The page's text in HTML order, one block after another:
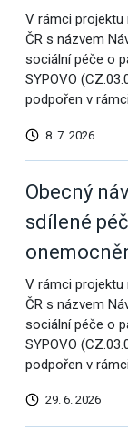
V rámci
ČR s názvem
sociální péče o
SYPOVO
podpořen v
8. 7. 2026
Obecný
sdílené
V rámci
ČR s názvem
sociální péče o
SYPOVO
podpořen v
29. 6. 2026